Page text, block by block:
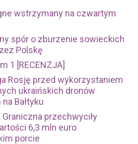
wstrzymany na czwartym
spór o zburzenie sowieckich
Polskę
1 [RECENZJA]
Rosję przed wykorzystaniem
ukraińskich dronów
Bałtyku
Graniczna przechwyciły
6,3 mln euro
porcie